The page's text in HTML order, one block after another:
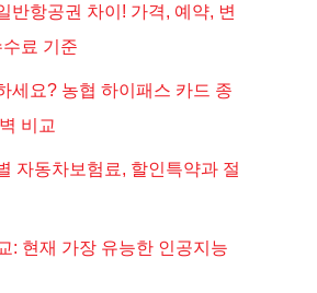
반항공권 차이! 가격, 예약, 변
료 기준
세요? 농협 하이패스 카드 종
비교
자동차보험료, 할인특약과 절
: 현재 가장 유능한 인공지능